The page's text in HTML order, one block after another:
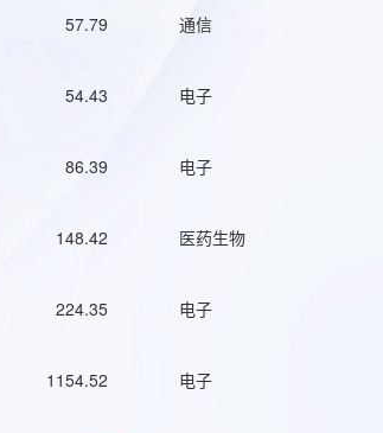
57.79 通信
54.43 电子
86.39 电子
148.42 医药生物
224.35 电子
1154.52 电子